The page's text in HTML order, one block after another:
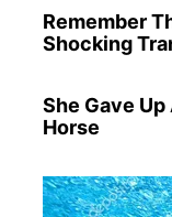
Remember
Shocking
She Gave
Horse